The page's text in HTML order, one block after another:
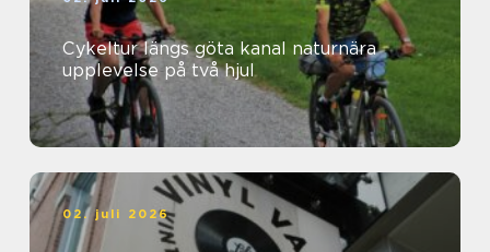
Cykeltur längs göta kanal naturnära
upplevelse på två hjul
02. juli 2026